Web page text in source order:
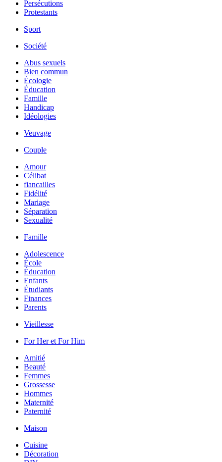
Persécutions
Protestants
Sport
Société
Abus sexuels
Bien commun
Écologie
Éducation
Famille
Handicap
Idéologies
Veuvage
Couple
Amour
Célibat
fiancailles
Fidélité
Mariage
Séparation
Sexualité
Famille
Adolescence
École
Éducation
Enfants
Étudiants
Finances
Parents
Vieillesse
For Her et For Him
Amitié
Beauté
Femmes
Grossesse
Hommes
Maternité
Paternité
Maison
Cuisine
Décoration